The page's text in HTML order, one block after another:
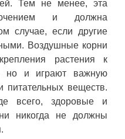
Тем не менее, эта
и должна
случае, если другие
Воздушные корни
растения к
но и играют важную
веществ.
всего, здоровые и
никогда не должны